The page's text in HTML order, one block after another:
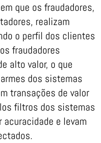
que os fraudadores,
realizam
o perfil dos clientes
fraudadores
alto valor, o que
dos sistemas
transações de valor
filtros dos sistemas
e levam